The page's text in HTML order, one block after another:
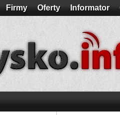
Firmy Oferty Informator